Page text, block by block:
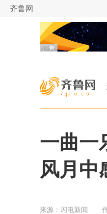
齐鲁网
一曲一
风月中
来源： 闪电新闻